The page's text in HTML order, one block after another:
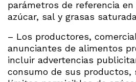
parámetros de referencia
azúcar, sal y grasas
– Los productores,
anunciantes de alimentos
incluir advertencias
consumo de sus productos,